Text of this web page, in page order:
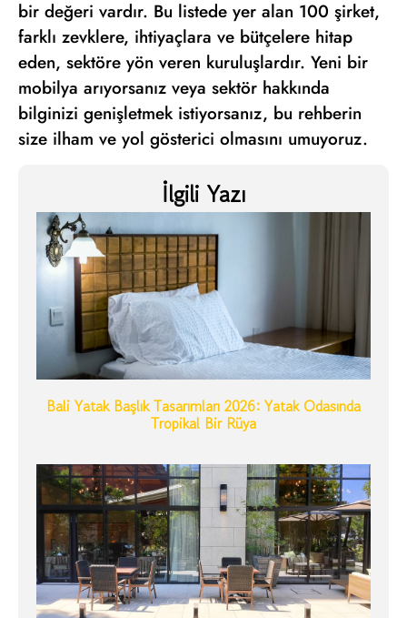
bir değeri vardır. Bu listede yer alan 100 şirket,
farklı zevklere, ihtiyaçlara ve bütçelere hitap
eden, sektöre yön veren kuruluşlardır. Yeni bir
mobilya arıyorsanız veya sektör hakkında
bilginizi genişletmek istiyorsanız, bu rehberin
size ilham ve yol gösterici olmasını umuyoruz.
İlgili Yazı
Bali Yatak Başlık Tasarımları 2026: Yatak Odasında
Tropikal Bir Rüya